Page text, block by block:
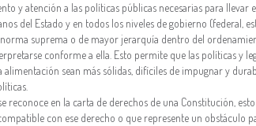
y atención a las políticas públicas necesarias para llevar
del Estado y en todos los niveles de gobierno (federal,
suprema o de mayor jerarquía dentro del
conforme a ella. Esto permite que las políticas y
sean más sólidas, difíciles de impugnar y
reconoce en la carta de derechos de una Constitución,
con ese derecho o que represente un obstáculo